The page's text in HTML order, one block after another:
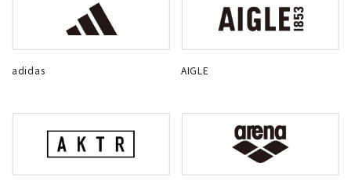
adidas AIGLE